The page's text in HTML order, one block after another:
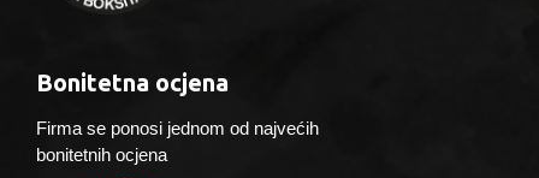
Bonitetna ocjena
Firma se ponosi jednom od najvećih
bonitetnih ocjena